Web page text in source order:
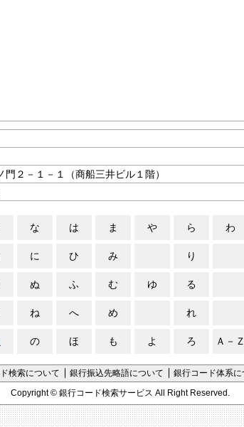
門２－１－１（商船三井ビル１階）
な は ま や ら わ
に ひ み り
ぬ ふ む ゆ る
ね へ め れ
の ほ も よ ろ Ａ－Ｚ
検索について 銀行振込先略語について 銀行コード体系に
Copyright © 銀行コード検索サービス All Right Reserved.